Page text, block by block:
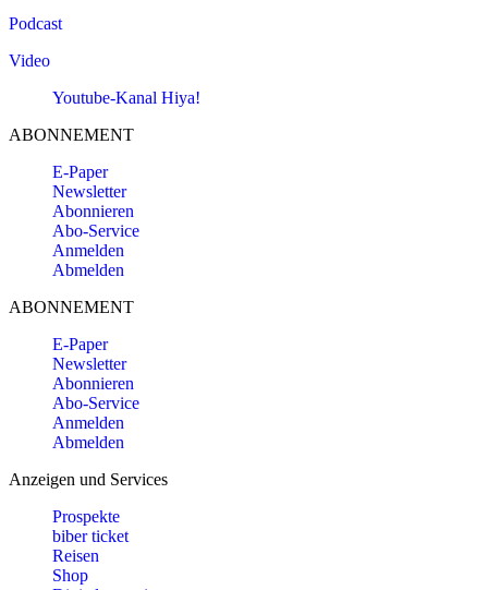
Podcast
Video
Youtube-Kanal Hiya!
ABONNEMENT
E-Paper
Newsletter
Abonnieren
Abo-Service
Anmelden
Abmelden
ABONNEMENT
E-Paper
Newsletter
Abonnieren
Abo-Service
Anmelden
Abmelden
Anzeigen und Services
Prospekte
biber ticket
Reisen
Shop